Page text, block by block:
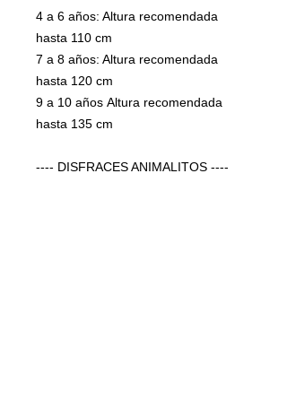
4 a 6 años: Altura recomendada
hasta 110 cm
7 a 8 años: Altura recomendada
hasta 120 cm
9 a 10 años Altura recomendada
hasta 135 cm
---- DISFRACES ANIMALITOS ----